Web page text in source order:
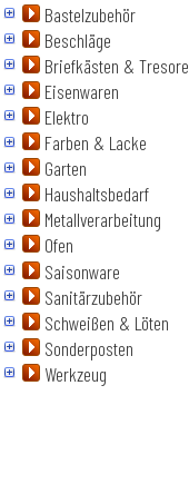
Bastelzubehör
Beschläge
Briefkästen & Tresore
Eisenwaren
Elektro
Farben & Lacke
Garten
Haushaltsbedarf
Metallverarbeitung
Ofen
Saisonware
Sanitärzubehör
Schweißen & Löten
Sonderposten
Werkzeug